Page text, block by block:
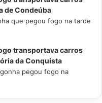
de Condeúba
que pegou fogo na tarde
transportava carros
da Conquista
pegou fogo na